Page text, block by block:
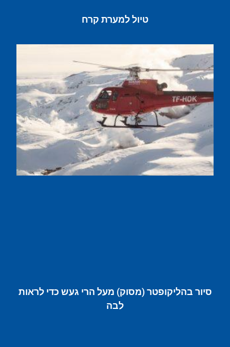
טיול למערת קרח
סיור בהליקופטר (מסוק) מעל הרי געש כדי לראות
לבה